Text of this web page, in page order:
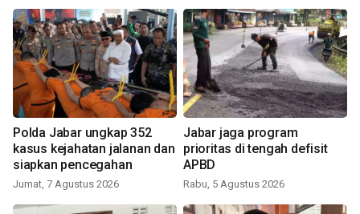
Polda Jabar ungkap 352
kasus kejahatan jalanan dan
siapkan pencegahan
Jumat, 7 Agustus 2026
Jabar jaga program
prioritas di tengah defisit
APBD
Rabu, 5 Agustus 2026